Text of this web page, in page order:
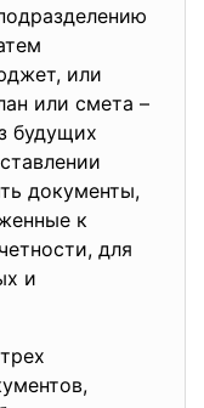
или
или смета –
будущих
документы,
к
для
и